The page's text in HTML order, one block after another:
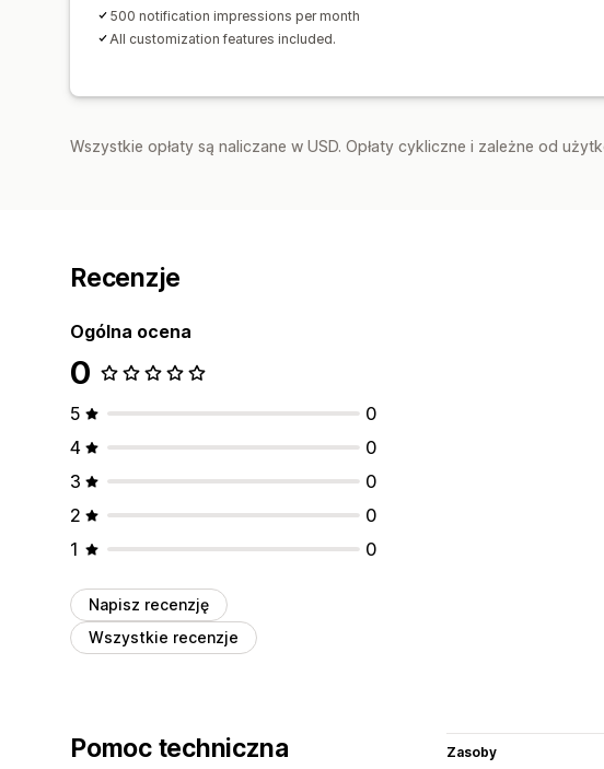
500 notification impressions per month
All customization features included.
Wszystkie opłaty są naliczane w USD. Opłaty cykliczne i zależne od
Recenzje
Ogólna ocena
0
5
0
4
0
3
0
2
0
1
0
Napisz recenzję
Wszystkie recenzje
Pomoc techniczna Zasoby